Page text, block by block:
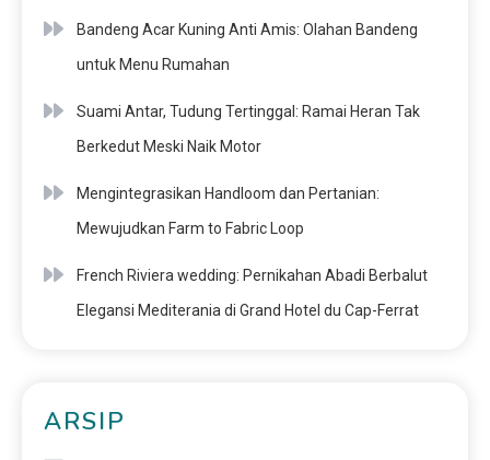
Bandeng Acar Kuning Anti Amis: Olahan Bandeng
untuk Menu Rumahan
Suami Antar, Tudung Tertinggal: Ramai Heran Tak
Berkedut Meski Naik Motor
Mengintegrasikan Handloom dan Pertanian:
Mewujudkan Farm to Fabric Loop
French Riviera wedding: Pernikahan Abadi Berbalut
Elegansi Mediterania di Grand Hotel du Cap-Ferrat
ARSIP